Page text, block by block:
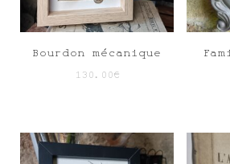
Bourdon mécanique
130.00€